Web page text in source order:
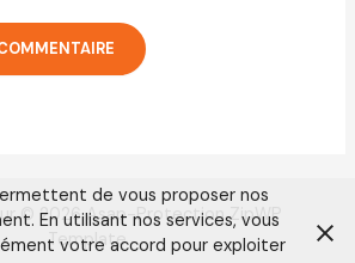
© 2026 Asap-Protection ZipWP
Template
de vous proposer nos
En utilisant nos services, vous
votre accord pour exploiter